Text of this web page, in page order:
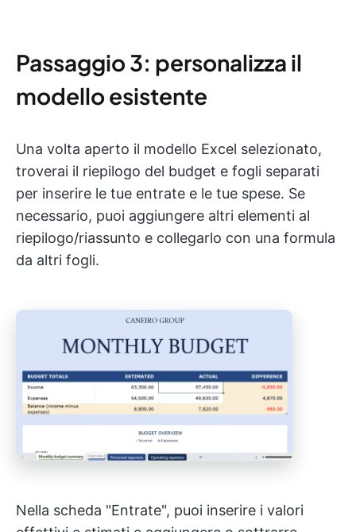
Passaggio 3: personalizza il
modello esistente
Una volta aperto il modello Excel selezionato,
troverai il riepilogo del budget e fogli separati
per inserire le tue entrate e le tue spese. Se
necessario, puoi aggiungere altri elementi al
riepilogo/riassunto e collegarlo con una formula
da altri fogli.
Nella scheda "Entrate", puoi inserire i valori